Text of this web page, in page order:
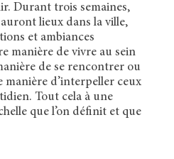
Durant trois semaines,
lieux dans la ville,
et ambiances
manière de vivre au sein
de se rencontrer ou
manière d’interpeller ceux
Tout cela à une
que l’on définit et que